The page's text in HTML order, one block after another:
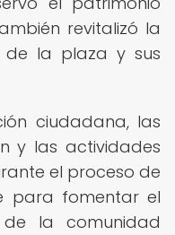
revitalizó la
de la plaza y sus
ciudadana, las
y las actividades
el proceso de
para fomentar el
la comunidad